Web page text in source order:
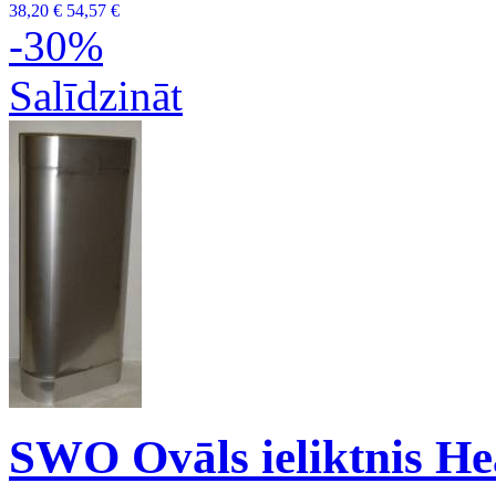
38,20 € 54,57 €
-30%
Salīdzināt
SWO Ovāls ieliktnis